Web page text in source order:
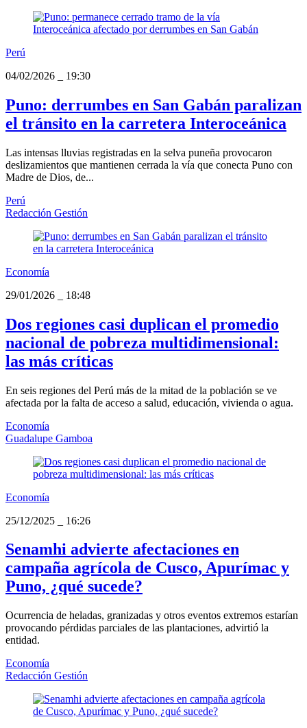
Perú
04/02/2026
19:30
Puno: derrumbes en San Gabán paralizan
el tránsito en la carretera Interoceánica
Las intensas lluvias registradas en la selva puneña provocaron
deslizamientos que mantienen cerrada la vía que conecta Puno con
Madre de Dios, de...
Perú
Redacción Gestión
Economía
29/01/2026
18:48
Dos regiones casi duplican el promedio
nacional de pobreza multidimensional:
las más críticas
En seis regiones del Perú más de la mitad de la población se ve
afectada por la falta de acceso a salud, educación, vivienda o agua.
Economía
Guadalupe Gamboa
Economía
25/12/2025
16:26
Senamhi advierte afectaciones en
campaña agrícola de Cusco, Apurímac y
Puno, ¿qué sucede?
Ocurrencia de heladas, granizadas y otros eventos extremos estarían
provocando pérdidas parciales de las plantaciones, advirtió la
entidad.
Economía
Redacción Gestión